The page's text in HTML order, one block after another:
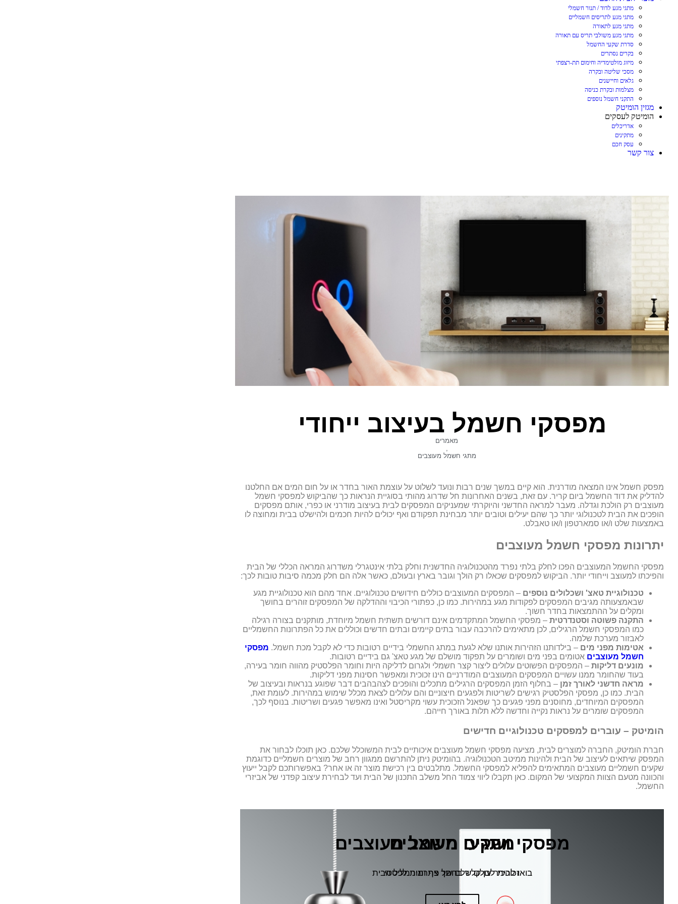
מתגי מגע לדוד / תנור חשמלי
מתגי מגע לתריסים חשמליים
מתגי מגע לתאורה
מתגי מגע משולבי תריס עם תאורה
סדרת שקעי החשמל
בקרים נסתרים
מיזוג מולטימדיה וחימום תת-רצפתי
מסכי שליטה ובקרה
גלאים וחיישנים
מצלמות ובקרת כניסה
התקני חשמל נוספים
מגזין הומיטק
הומיטק לעסקים
אדריכלים
מתקינים
עסק חכם
צור קשר
מפסקי חשמל בעיצוב ייחודי
מאמרים
,
מתגי חשמל מעוצבים
מפסק חשמל אינו המצאה מודרנית. הוא קיים במשך שנים רבות ונועד לשלוט על עוצמת האור בחדר או על חום המים אם החלטנו
להדליק את דוד החשמל ביום קריר. עם זאת, בשנים האחרונות חל שדרוג מהותי בסוגיית הנראות כך שהביקוש למפסקי חשמל
מעוצבים רק הולכת וגדלה. מעבר למראה החדשני והיוקרתי שמעניקים המפסקים לבית בעיצוב מודרני או כפרי, אותם מפסקים
הופכים את הבית לטכנולוגי יותר כך שהם יעילים וטובים יותר מבחינת תפקודם ואף יכולים להיות חכמים ולהישלט בבית ומחוצה לו
באמצעות שלט ו/או סמארטפון ו/או טאבלט.
יתרונות מפסקי חשמל מעוצבים
מפסקי החשמל המעוצבים הפכו לחלק בלתי נפרד מהטכנולוגיה החדשנית וחלק בלתי אינטגרלי משדרוג המראה הכללי של הבית
והפיכתו למעוצב וייחודי יותר. הביקוש למפסקים שכאלו רק הולך וגובר בארץ ובעולם, כאשר אלה הם חלק מכמה סיבות טובות לכך:
טכנולוגיית טאצ' ושכלולים נוספים – המפסקים המעוצבים כוללים חידושים טכנולוגיים. אחד מהם הוא טכנולוגיית מגע
שבאמצעותה מגיבים המפסקים לפקודות מגע במהירות. כמו כן, כפתורי הכיבוי וההדלקה של המפסקים זוהרים בחושך
ומקלים על ההתמצאות בחדר חשוך.
התקנה פשוטה וסטנדרטית – מפסקי החשמל המתקדמים אינם דורשים תשתית חשמל מיוחדת, מותקנים בצורה רגילה
כמו המפסקי חשמל הרגילים, לכן מתאימים להרכבה עבור בתים קיימים ובתים חדשים וכוללים את כל הפתרונות החשמליים
לאבזור מערכת שלמה.
אטימות מפני מים – בילדותנו הזהירות אותנו שלא לגעת במתג החשמלי בידיים רטובות כדי לא לקבל מכת חשמל. מפסקי
חשמל מעוצבים אטומים בפני מים ושומרים על תפקוד מושלם של מגע טאצ' גם בידיים רטובות.
מונעים דליקות – המפסקים הפשוטים עלולים ליצור קצר חשמלי ולגרום לדליקה היות וחומר הפלסטיק מהווה חומר בעירה,
בעוד שהחומר ממנו עשויים המפסקים המעוצבים המודרניים הינו זכוכית ומאפשר חסינות מפני דליקות.
מראה חדשני לאורך זמן – בחלוף הזמן המפסקים הרגילים מתכלים והופכים לצהבהבים דבר שפוגע בנראות ובעיצוב של
הבית. כמו כן, מפסקי הפלסטיק רגישים לשריטות ולפגעים חיצוניים והם עלולים לצאת מכלל שימוש במהירות. לעומת זאת,
המפסקים המיוחדים, מחוסנים מפני פגעים כך שפאנל הזכוכית עשוי מקריסטל ואינו מאפשר פגעים ושריטות. בנוסף לכך,
המפסקים שומרים על נראות נקייה וחדשה ללא תלות באורך חייהם.
הומיטק – עוברים למפסקים טכנולוגיים חדישים
חברת הומיטק, החברה למוצרים לבית, מציעה מפסקי חשמל מעוצבים איכותיים לבית המשוכלל שלכם. כאן תוכלו לבחור את
המפסק שיתאים לעיצוב של הבית ולהינות ממיטב הטכנולוגיה. בהומיטק ניתן להתרשם ממגוון רחב של מוצרים חשמליים כדוגמת
שקעים חשמליים מעוצבים המתאימים להפליא למפסקי החשמל. מתלבטים בין רכישת מוצר זה או אחר? באפשרותכם לקבל ייעוץ
והכוונה מטעם הצוות המקצועי של המקום. כאן תקבלו ליווי צמוד החל משלב התכנון של הבית ועד לבחירת עיצוב קפדני של אביזרי
החשמל.
מפסקי ושקעי חשמל מעוצבים
בואו להכיר עולם שלם של פתרונות לכל הבית
מתגים מעוצבים
זכוכית לבן קליר בחתך צף ומינימליסטי